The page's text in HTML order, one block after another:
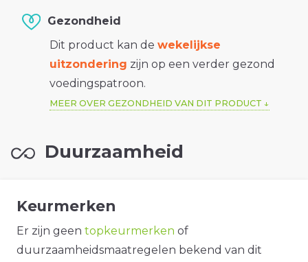
Gezondheid
Dit product kan de wekelijkse
uitzondering zijn op een verder gezond
voedingspatroon.
MEER OVER GEZONDHEID VAN DIT PRODUCT
Duurzaamheid
Keurmerken
Er zijn geen topkeurmerken of
duurzaamheidsmaatregelen bekend van dit